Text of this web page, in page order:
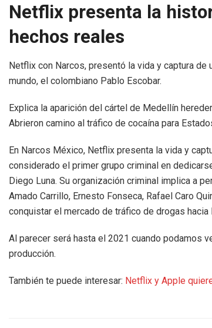
Netflix presenta la
hechos reales
Netflix con Narcos, presentó la vida y captura
mundo, el colombiano Pablo Escobar.
Explica la aparición del cártel de Medellín
Abrieron camino al tráfico de cocaína para
En Narcos México, Netflix presenta la vida y
considerado el primer grupo criminal en
Diego Luna. Su organización criminal implica a
Amado Carrillo, Ernesto Fonseca, Rafael Caro
conquistar el mercado de tráfico de drogas
Al parecer será hasta el 2021 cuando podamos
producción.
También te puede interesar: Netflix y Apple